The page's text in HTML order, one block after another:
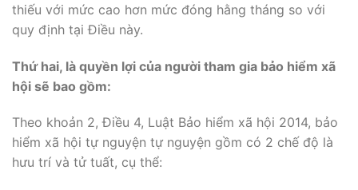
thiếu với mức cao hơn mức đóng hằng tháng so với
quy định tại Điều này.
Thứ hai, là quyền lợi của người tham gia bảo hiểm xã
hội sẽ bao gồm:
Theo khoản 2, Điều 4, Luật Bảo hiểm xã hội 2014, bảo
hiểm xã hội tự nguyện tự nguyện gồm có 2 chế độ là
hưu trí và tử tuất, cụ thể: